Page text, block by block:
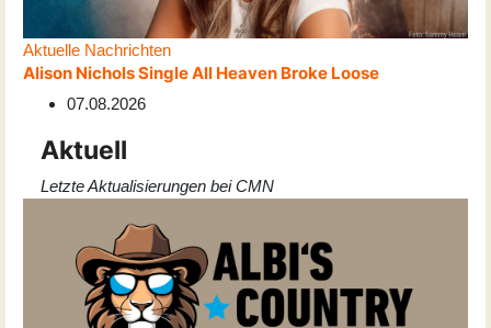
Aktuelle Nachrichten
Alison Nichols Single All Heaven Broke Loose
07.08.2026
Aktuell
Letzte Aktualisierungen bei CMN